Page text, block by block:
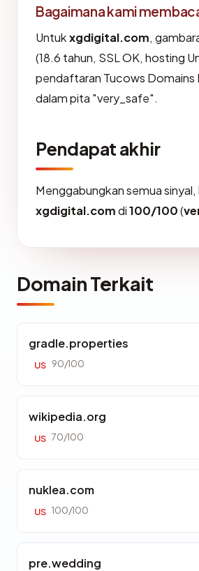
Bagaimana kami
Untukxgdigital.com,
(18.6 tahun, SSL OK, hosting
pendaftaran Tucows Domains
dalam pita "very_safe".
Pendapat akhir
Menggabungkan semua sinyal,
xgdigital.comdi100/100(
Domain Terkait
gradle.properties
US 90/100
wikipedia.org
US 70/100
nuklea.com
US 100/100
pre.wedding